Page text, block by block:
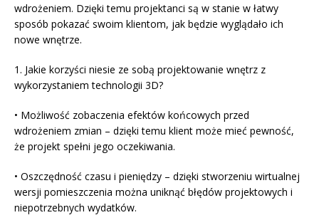
wdrożeniem. Dzięki temu projektanci są w stanie w łatwy
sposób pokazać swoim klientom, jak będzie wyglądało ich
nowe wnętrze.
1. Jakie korzyści niesie ze sobą projektowanie wnętrz z
wykorzystaniem technologii 3D?
• Możliwość zobaczenia efektów końcowych przed
wdrożeniem zmian – dzięki temu klient może mieć pewność,
że projekt spełni jego oczekiwania.
• Oszczędność czasu i pieniędzy – dzięki stworzeniu wirtualnej
wersji pomieszczenia można uniknąć błędów projektowych i
niepotrzebnych wydatków.